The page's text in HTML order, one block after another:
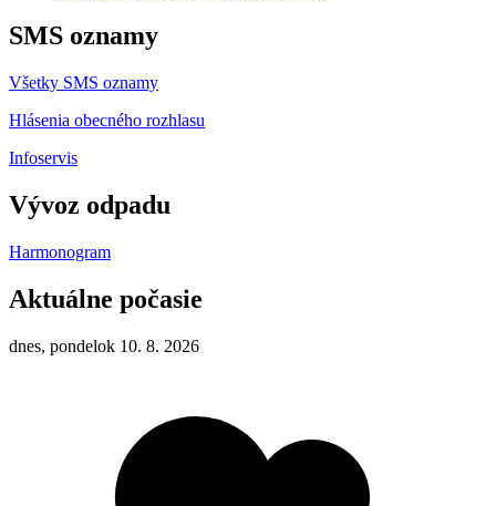
SMS oznamy
Všetky SMS oznamy
Hlásenia obecného rozhlasu
Infoservis
Vývoz odpadu
Harmonogram
Aktuálne počasie
dnes, pondelok 10. 8. 2026